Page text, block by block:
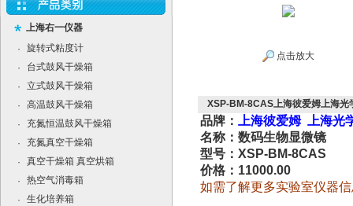
上海右一仪器
·
旋转式粘度计
·
台式鼓风干燥箱
·
立式鼓风干燥箱
·
高温鼓风干燥箱
·
充氮恒温鼓风干燥箱
·
充氮真空干燥箱
·
真空干燥箱 真空烘箱
·
热空气消毒箱
·
生化培养箱
点击放大
XSP-BM-8CAS上海彼爱姆上海
品牌：
上海彼爱姆 上海光
名称：数码生物显微镜
型号：XSP-BM-8CAS
价格：11000.00
如需了解更多实验室仪器